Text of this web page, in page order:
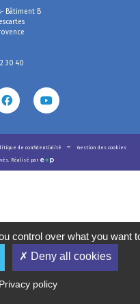
Bâtiment B
30 40
de confidentialité
Gestion des cookies
Réalisé par
control over what you want
✗ Deny all cookies
Privacy policy